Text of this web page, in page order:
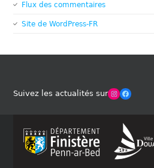
Flux des commentaires
Site de WordPress-FR
Suivez les actualités surWinches Club OfficielFacebook